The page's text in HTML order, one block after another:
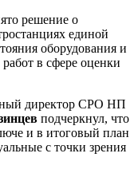
решение о
единой
оборудования и
в сфере оценки
директор СРО НП
подчеркнул, что
и в итоговый план
с точки зрения